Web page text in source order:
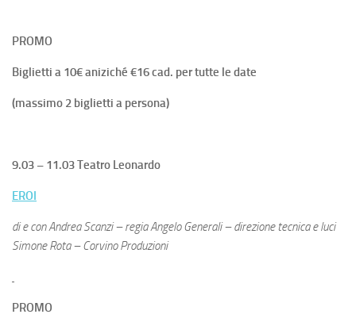
PROMO
Biglietti a 10€ aniziché €16 cad. per tutte le date
(massimo 2 biglietti a persona)
9.03 – 11.03 Teatro Leonardo
EROI
di e con Andrea Scanzi – regia Angelo Generali – direzione tecnica e luci
Simone Rota – Corvino Produzioni
PROMO